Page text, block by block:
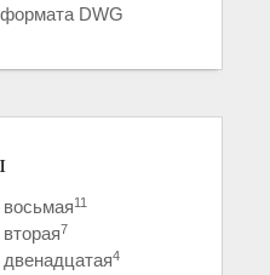
DWG
восьмая11
7
4